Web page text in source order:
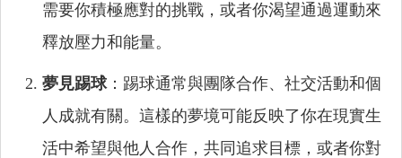
需要你積極應對的挑戰，或者你渴望通過運動來
釋放壓力和能量。
夢見踢球：踢球通常與團隊合作、社交活動和個
人成就有關。這樣的夢境可能反映了你在現實生
活中希望與他人合作，共同追求目標，或者你對